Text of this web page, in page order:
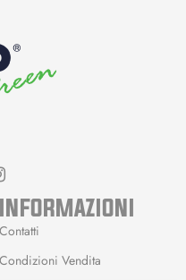
INFORMAZIONI
Contatti
Condizioni Vendita